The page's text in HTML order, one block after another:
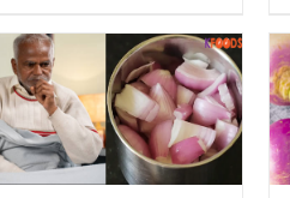
خراب بالوں کو ٹھیک کرنے
میں یہ کیسے مدد کرسکتا
ہے